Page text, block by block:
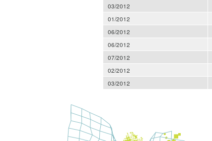
03/2012
01/2012
06/2012
06/2012
07/2012
02/2012
03/2012